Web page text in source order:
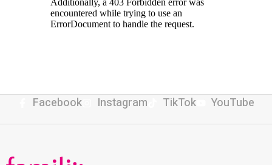
Facebook Instagram TikTok YouTube